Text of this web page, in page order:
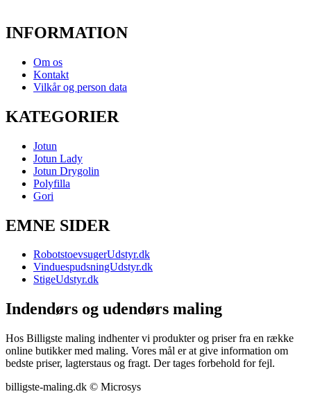
INFORMATION
Om os
Kontakt
Vilkår og person data
KATEGORIER
Jotun
Jotun Lady
Jotun Drygolin
Polyfilla
Gori
EMNE SIDER
RobotstoevsugerUdstyr.dk
VinduespudsningUdstyr.dk
StigeUdstyr.dk
Indendørs og udendørs maling
Hos Billigste maling indhenter vi produkter og priser fra en række
online butikker med maling. Vores mål er at give information om
bedste priser, lagterstaus og fragt. Der tages forbehold for fejl.
billigste-maling.dk © Microsys